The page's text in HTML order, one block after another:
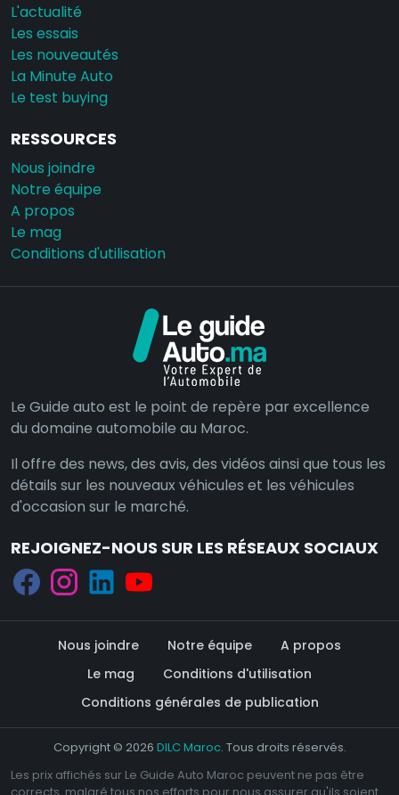
L'actualité
Les essais
Les nouveautés
La Minute Auto
Le test buying
RESSOURCES
Nous joindre
Notre équipe
A propos
Le mag
Conditions d'utilisation
Le Guide auto est le point de repère par excellence
du domaine automobile au Maroc.
Il offre des news, des avis, des vidéos ainsi que tous les
détails sur les nouveaux véhicules et les véhicules
d'occasion sur le marché.
REJOIGNEZ-NOUS SUR LES RÉSEAUX SOCIAUX
Nous joindre Notre équipe
A propos
Le mag
Conditions d'utilisation
Conditions générales de publication
Copyright © 2026 DILC Maroc. Tous droits réservés.
Les prix affichés sur Le Guide Auto Maroc peuvent ne pas être